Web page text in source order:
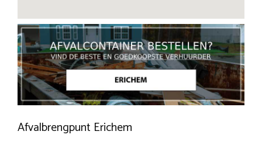
Afvalbrengpunt Erichem